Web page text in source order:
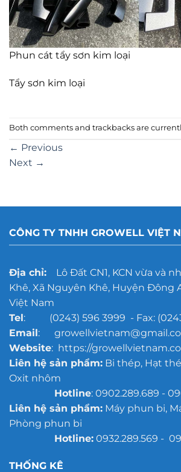
Phun cát tẩy sơn kim loại
Tẩy sơn kim loại
Both comments and trackbacks are
← Previous
Next →
CÔNG TY TNHH GROWELL VIỆT
Địa chỉ:Lô Đất CN1, KCN vừa và
Khê, Xã Nguyên Khê, Huyện Đông
Việt Nam
Tel: (0243) 596 3999 - Fax:
Email:
Website: https://
Liên hệ sản phẩm:Bi thép, Hạt
Oxit nhôm
Hotline: 0902.289.689 -
Liên hệ sản phẩm:Máy phun bi,
Phòng phun bi
Hotline:0932.289.569 -
THỐNG KÊ